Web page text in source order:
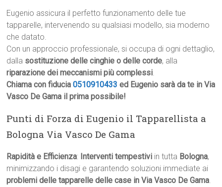
Eugenio assicura il perfetto funzionamento delle tue
tapparelle, intervenendo su qualsiasi modello, sia moderno
che datato.
Con un approccio professionale, si occupa di ogni dettaglio,
dalla sostituzione delle cinghie o delle corde, alla
riparazione dei meccanismi più complessi.
Chiama con fiducia0510910433 ed Eugenio sarà da te in Via
Vasco De Gama il prima possibile!
Punti di Forza di Eugenio il Tapparellista a
Bologna Via Vasco De Gama
Rapidità e Efficienza: Interventi tempestivi in tutta Bologna,
minimizzando i disagi e garantendo soluzioni immediate ai
problemi delle tapparelle delle case in Via Vasco De Gama.